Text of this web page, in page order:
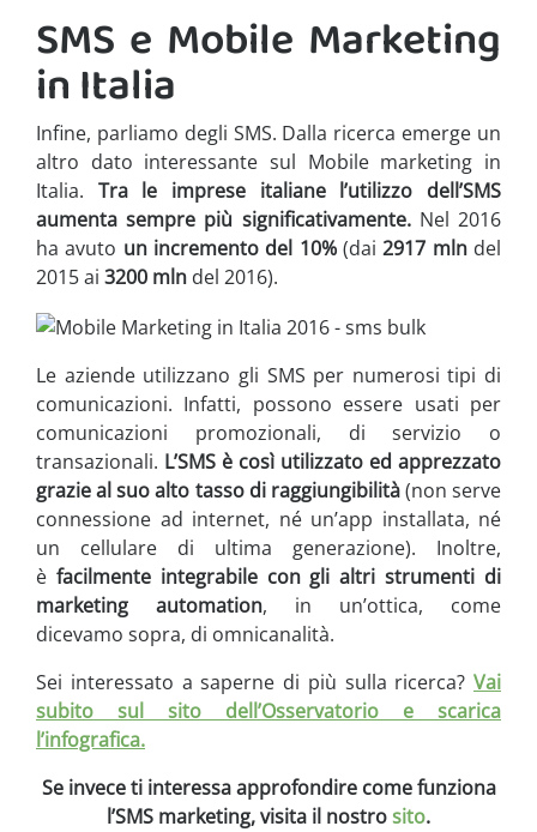
SMS e Mobile Marketing
in Italia
Infine, parliamo degli SMS. Dalla ricerca emerge un
altro dato interessante sul Mobile marketing in
Italia. Tra le imprese italiane l’utilizzo dell’SMS
aumenta sempre più significativamente. Nel 2016
ha avuto un incremento del 10%(dai2917 mlndel
2015 ai 3200 mln del 2016).
Le aziende utilizzano gli SMS per numerosi tipi di
comunicazioni. Infatti, possono essere usati per
comunicazioni promozionali, di servizio o
transazionali. L’SMS è così utilizzato ed apprezzato
grazie al suo alto tasso di raggiungibilità(non serve
connessione ad internet, né un’app installata, né
un cellulare di ultima generazione). Inoltre,
è facilmente integrabile con gli altri strumenti di
marketing automation, in un’ottica, come
dicevamo sopra, di omnicanalità.
Sei interessato a saperne di più sulla ricerca? Vai
subito sul sito dell’Osservatorio e scarica
l’infografica.
Se invece ti interessa approfondire come funziona
l’SMS marketing, visita il nostrosito.